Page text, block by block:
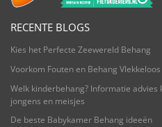
RECENTE BLOGS
Kies het Perfecte Zeewereld Behang
Voorkom Fouten en Behang
Welk kinderbehang? Informatie
jongens en meisjes
De beste Babykamer Behang ideeën